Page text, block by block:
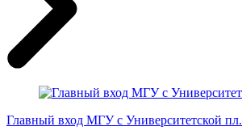
Главный вход МГУ с Университетской пл.